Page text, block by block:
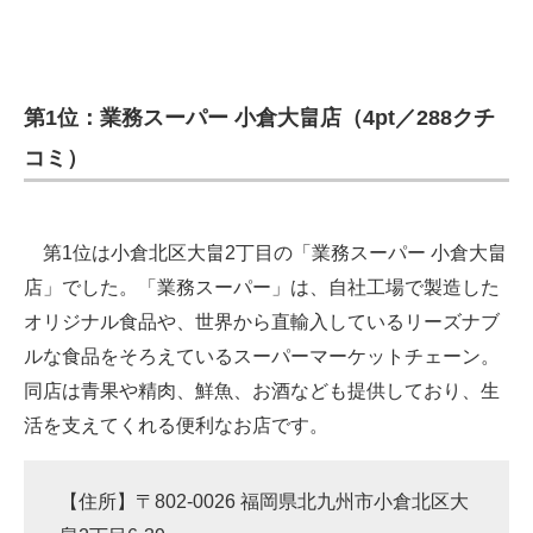
第1位：業務スーパー 小倉大畠店（4pt／288クチ
コミ）
第1位は小倉北区大畠2丁目の「業務スーパー 小倉大畠
店」でした。「業務スーパー」は、自社工場で製造した
オリジナル食品や、世界から直輸入しているリーズナブ
ルな食品をそろえているスーパーマーケットチェーン。
同店は青果や精肉、鮮魚、お酒なども提供しており、生
活を支えてくれる便利なお店です。
【住所】〒802-0026 福岡県北九州市小倉北区大